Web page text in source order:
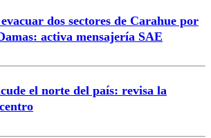
dos sectores de Carahue por
activa mensajería SAE
el norte del país: revisa la